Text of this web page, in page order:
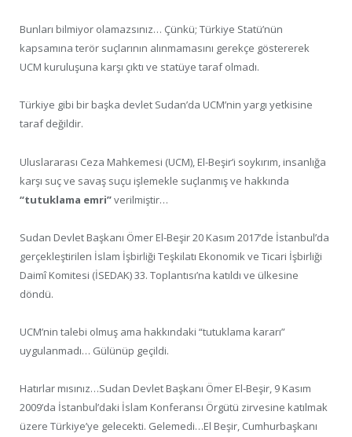
Bunları bilmiyor olamazsınız… Çünkü; Türkiye Statü’nün
kapsamına terör suçlarının alınmamasını gerekçe göstererek
UCM kuruluşuna karşı çıktı ve statüye taraf olmadı.
Türkiye gibi bir başka devlet Sudan’da UCM’nin yargı yetkisine
taraf değildir.
Uluslararası Ceza Mahkemesi (UCM), El-Beşir’i soykırım, insanlığa
karşı suç ve savaş suçu işlemekle suçlanmış ve hakkında
“tutuklama emri”verilmiştir…
Sudan Devlet Başkanı Ömer El-Beşir 20 Kasım 2017’de İstanbul’da
gerçekleştirilen İslam İşbirliği Teşkilatı Ekonomik ve Ticari İşbirliği
Daimî Komitesi (İSEDAK) 33. Toplantısı’na katıldı ve ülkesine
döndü.
UCM’nin talebi olmuş ama hakkındaki “tutuklama kararı”
uygulanmadı… Gülünüp geçildi.
Hatırlar mısınız…Sudan Devlet Başkanı Ömer El-Beşir, 9 Kasım
2009’da İstanbul’daki İslam Konferansı Örgütü zirvesine katılmak
üzere Türkiye’ye gelecekti. Gelemedi…El Beşir, Cumhurbaşkanı